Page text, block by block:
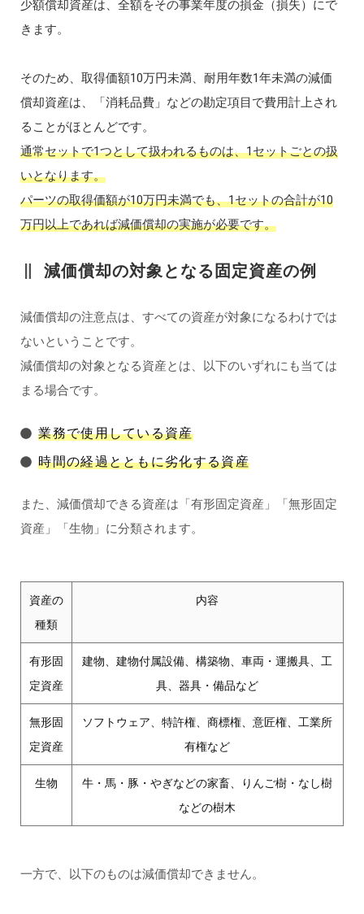
少額償却資産は、全額をその事業年度の損金（損失）にで
きます。
そのため、取得価額10万円未満、耐用年数1年未満の減価
償却資産は、「消耗品費」などの勘定項目で費用計上され
ることがほとんどです。
通常セットで1つとして扱われるものは、1セットごとの扱
いとなります。
パーツの取得価額が10万円未満でも、1セットの合計が10
万円以上であれば減価償却の実施が必要です。
減価償却の対象となる固定資産の例
減価償却の注意点は、すべての資産が対象になるわけでは
ないということです。
減価償却の対象となる資産とは、以下のいずれにも当ては
まる場合です。
業務で使用している資産
時間の経過とともに劣化する資産
また、減価償却できる資産は「有形固定資産」「無形固定
資産」「生物」に分類されます。
資産の
種類
内容
有形固
定資産
建物、建物付属設備、構築物、車両・運搬具、工
具、器具・備品など
無形固
定資産
ソフトウェア、特許権、商標権、意匠権、工業所
有権など
生物
牛・馬・豚・やぎなどの家畜、りんご樹・なし樹
などの樹木
一方で、以下のものは減価償却できません。